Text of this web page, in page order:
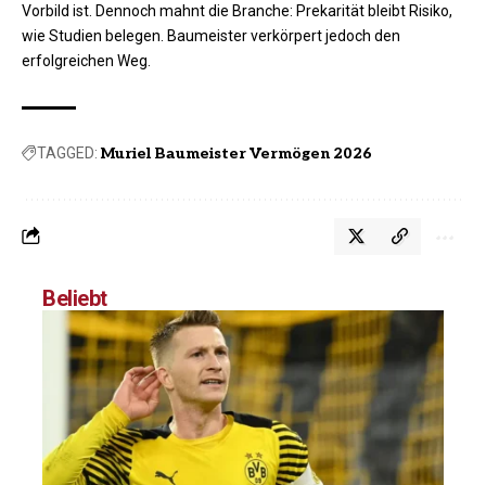
Vorbild ist. Dennoch mahnt die Branche: Prekarität bleibt Risiko,
wie Studien belegen. Baumeister verkörpert jedoch den
erfolgreichen Weg.
TAGGED: Muriel Baumeister Vermögen 2026
Beliebt